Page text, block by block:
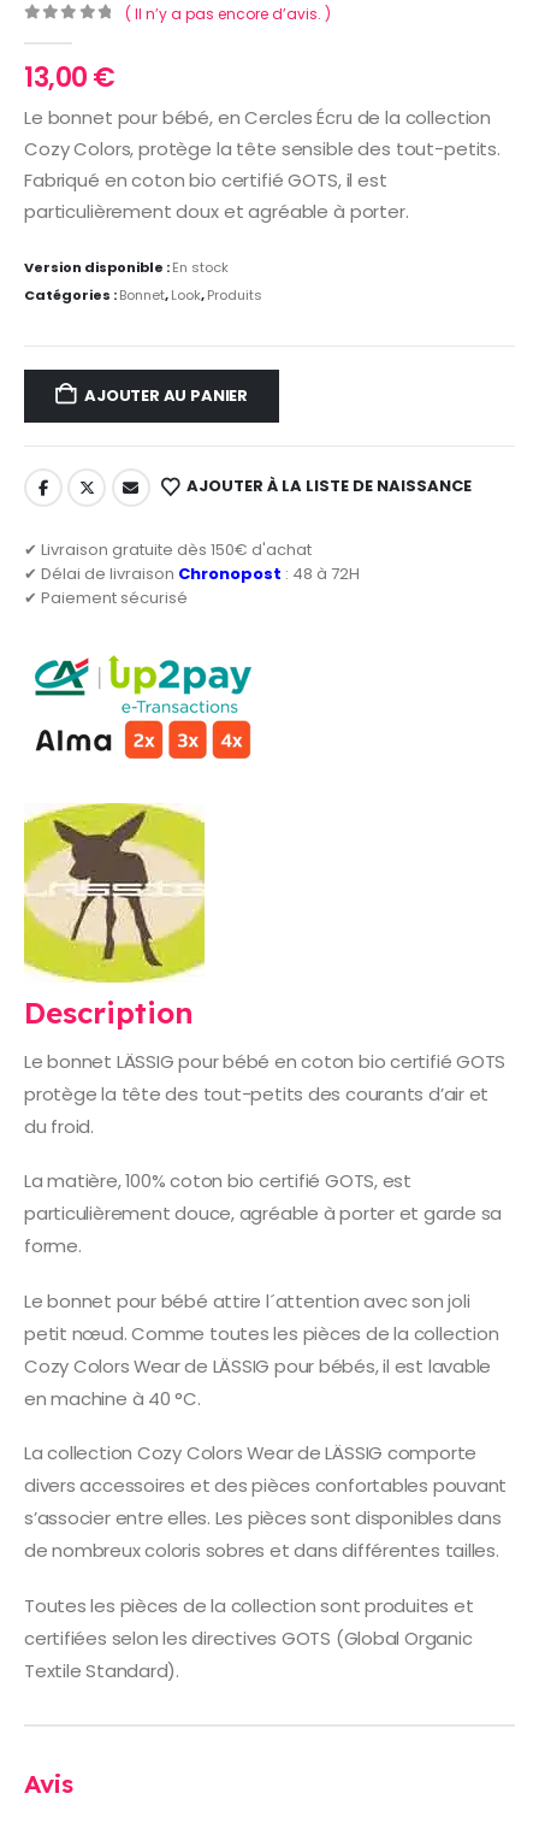
( Il n’y a pas encore d’avis. )
13,00€
Le bonnet pour bébé, en Cercles Écru de la collection
Cozy Colors, protège la tête sensible des tout-petits.
Fabriqué en coton bio certifié GOTS, il est
particulièrement doux et agréable à porter.
Version disponible :En stock
Catégories :Bonnet,Look,Produits
AJOUTER AU PANIER
AJOUTER À LA LISTE DE NAISSANCE
✔ Livraison gratuite dès 150€ d'achat
✔ Délai de livraison Chronopost : 48 à 72H
✔ Paiement sécurisé
Description
Le bonnet LÄSSIG pour bébé en coton bio certifié GOTS
protège la tête des tout-petits des courants d’air et
du froid.
La matière, 100% coton bio certifié GOTS, est
particulièrement douce, agréable à porter et garde sa
forme.
Le bonnet pour bébé attire l´attention avec son joli
petit nœud. Comme toutes les pièces de la collection
Cozy Colors Wear de LÄSSIG pour bébés, il est lavable
en machine à 40 °C.
La collection Cozy Colors Wear de LÄSSIG comporte
divers accessoires et des pièces confortables pouvant
s’associer entre elles. Les pièces sont disponibles dans
de nombreux coloris sobres et dans différentes tailles.
Toutes les pièces de la collection sont produites et
certifiées selon les directives GOTS (Global Organic
Textile Standard).
Avis